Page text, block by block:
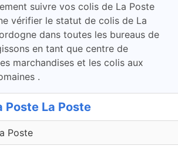
suivre vos colis de La Poste
vérifier le statut de colis de La
dans toutes les bureaus de
en tant que centre de
marchandises et les colis aux
.
Poste La Poste
Poste